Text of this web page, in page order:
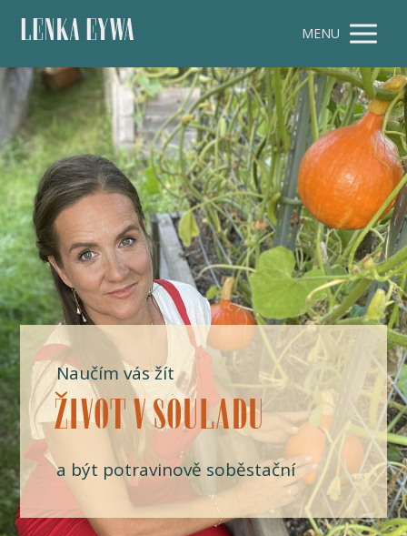
LENKA EYWA MENU
Naučím vás žít
ŽIVOT V SOULADU
a být potravinově soběstační